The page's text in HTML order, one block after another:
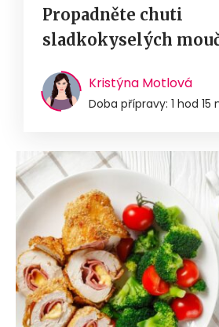
Propadněte chuti
sladkokyselých
Kristýna Motlová
Doba přípravy: 1 hod 15